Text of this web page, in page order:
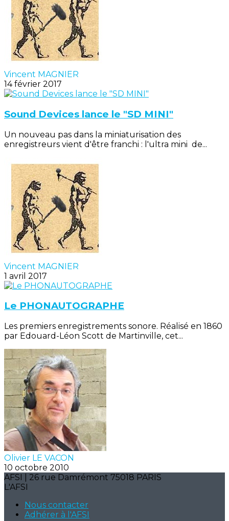
Vincent MAGNIER
14 février 2017
Sound Devices lance le "SD MINI"
Un nouveau pas dans la miniaturisation des
enregistreurs vient d'être franchi : l'ultra mini de...
Vincent MAGNIER
1 avril 2017
Le PHONAUTOGRAPHE
Les premiers enregistrements sonore. Réalisé en 1860
par Edouard-Léon Scott de Martinville, cet...
Olivier LE VACON
10 octobre 2010
AFSI | 26 rue Damrémont 75018 PARIS
L'AFSI
Nous contacter
Adhérer à l'AFSI